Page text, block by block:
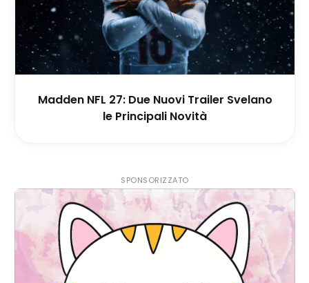
Madden NFL 27: Due Nuovi Trailer Svelano
le Principali Novità
SPONSORIZZATO